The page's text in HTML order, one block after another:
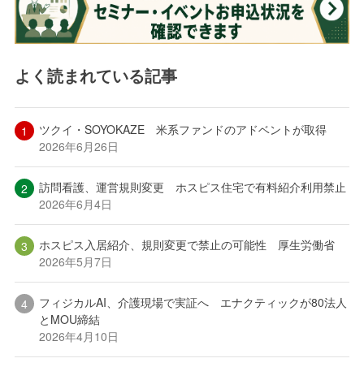
よく読まれている記事
ツクイ・SOYOKAZE 米系ファンドのアドベントが取得
2026年6月26日
訪問看護、運営規則変更 ホスピス住宅で有料紹介利用禁止
2026年6月4日
ホスピス入居紹介、規則変更で禁止の可能性 厚生労働省
2026年5月7日
フィジカルAI、介護現場で実証へ エナクティックが80法人
とMOU締結
2026年4月10日